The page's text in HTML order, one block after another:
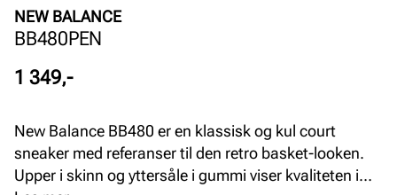
NEW BALANCE
BB480PEN
Pris
1 349,-
New Balance BB480 er en klassisk og kul court
sneaker med referanser til den retro basket-looken.
Upper i skinn og yttersåle i gummi viser kvaliteten i